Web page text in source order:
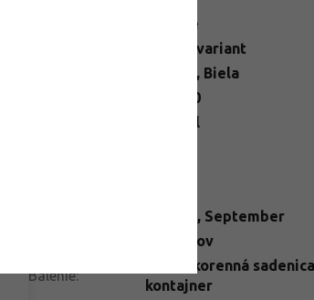
Černice
Zvoľte variant
Ružová, Biela
150-200
Jún, Júl
, September
Bez tŕňov
Balenie:
prostokorenná
kontajner